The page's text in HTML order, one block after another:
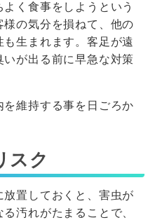
く食事をしようという
の気分を損ねて、他の
生まれます。客足が遠
が出る前に早急な対策
維持する事を日ごろか
スク
置しておくと、害虫が
汚れがたまることで、